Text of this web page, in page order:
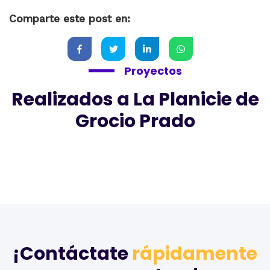
Comparte este post en:
Proyectos
Realizados a La Planicie de
Grocio Prado
¡Contáctaterápidamente